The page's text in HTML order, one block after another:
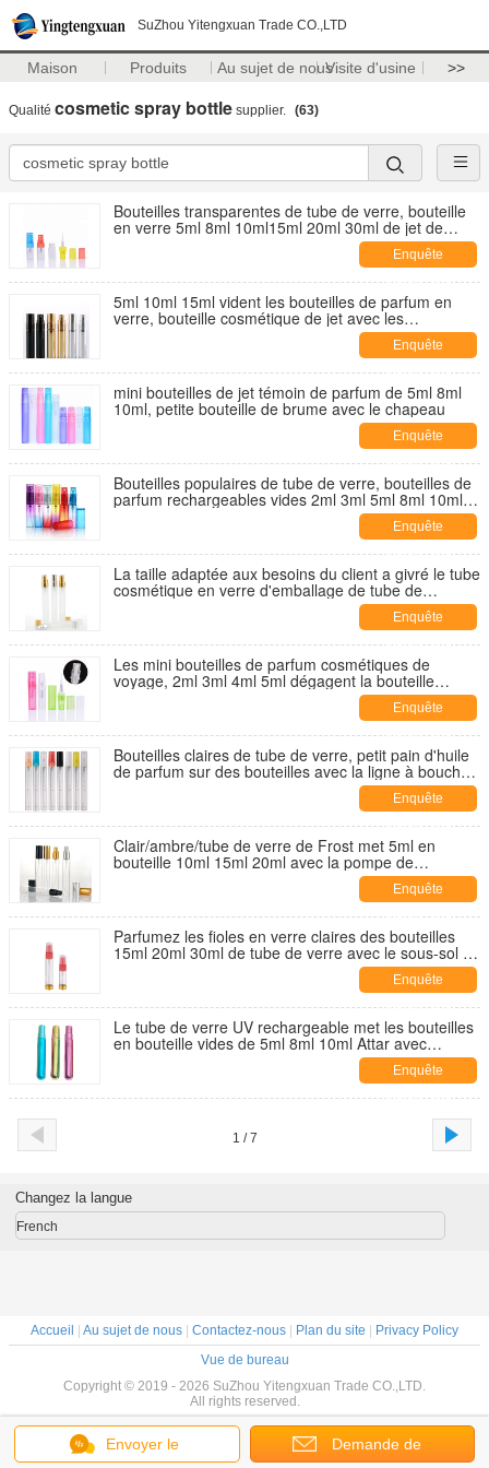
SuZhou Yitengxuan Trade CO.,LTD
Maison Produits Au sujet de nousVisite d'usine >>
Qualité cosmetic spray bottle supplier. (63)
Bouteilles transparentes de tube de verre, bouteille
en verre 5ml 8ml 10ml15ml 20ml 30ml de jet de
Enquête
maintenant
5ml 10ml 15ml vident les bouteilles de parfum en
verre, bouteille cosmétique de jet avec les
Enquête
maintenant
mini bouteilles de jet témoin de parfum de 5ml 8ml
10ml, petite bouteille de brume avec le chapeau
Enquête
maintenant
Bouteilles populaires de tube de verre, bouteilles de
parfum rechargeables vides 2ml 3ml 5ml 8ml 10ml
Enquête
maintenant
La taille adaptée aux besoins du client a givré le tube
cosmétique en verre d'emballage de tube de
Enquête
maintenant
Les mini bouteilles de parfum cosmétiques de
voyage, 2ml 3ml 4ml 5ml dégagent la bouteille
Enquête
maintenant
Bouteilles claires de tube de verre, petit pain d'huile
de parfum sur des bouteilles avec la ligne à bouchon
Enquête
maintenant
Clair/ambre/tube de verre de Frost met 5ml en
bouteille 10ml 15ml 20ml avec la pompe de
Enquête
maintenant
Parfumez les fioles en verre claires des bouteilles
15ml 20ml 30ml de tube de verre avec le sous-sol en
Enquête
maintenant
Le tube de verre UV rechargeable met les bouteilles
en bouteille vides de 5ml 8ml 10ml Attar avec
Enquête
maintenant
1 / 7
Envoyer le Demande de
Changez la langue
French
Accueil Au sujet de nous Contactez-nous Plan du site
Privacy Policy
Vue de bureau
Copyright © 2019 - 2026 SuZhou Yitengxuan Trade CO.,LTD.
All rights reserved.